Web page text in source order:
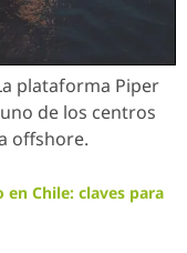
plataforma Piper
de los centros
offshore.
Chile: claves para